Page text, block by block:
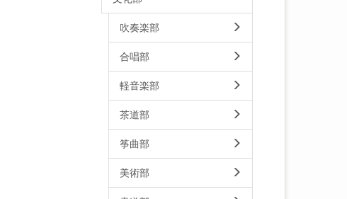
吹奏楽部
合唱部
軽音楽部
茶道部
筝曲部
美術部